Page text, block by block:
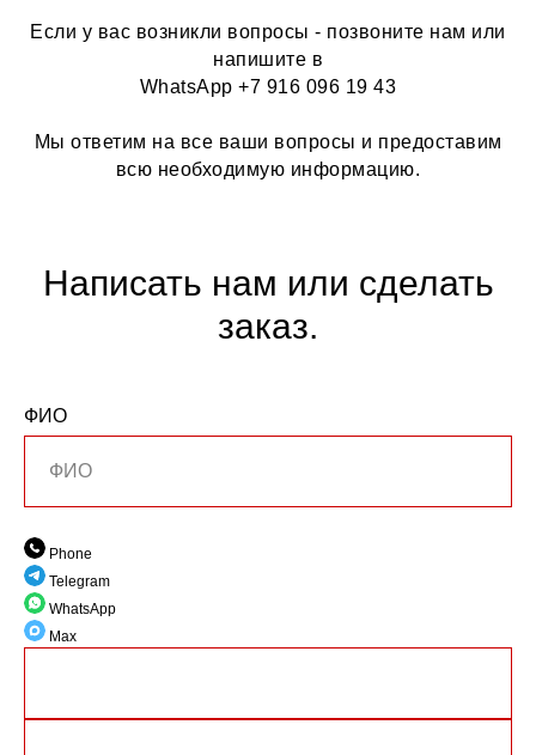
Если у вас возникли вопросы - позвоните нам или
напишите в
WhatsApp +7 916 096 19 43
Мы ответим на все ваши вопросы и предоставим
всю необходимую информацию.
Написать нам или сделать
заказ.
ФИО
Phone
Telegram
WhatsApp
Max